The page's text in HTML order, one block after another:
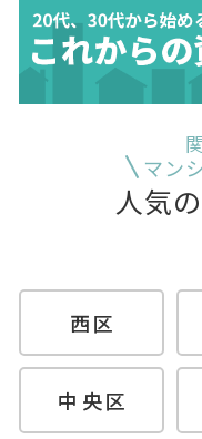
マン
人気
西区
中央区